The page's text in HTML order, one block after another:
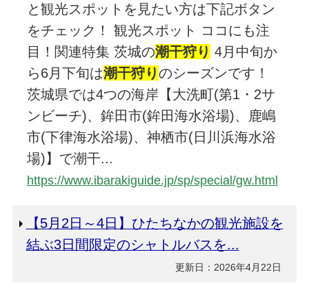
と観光スポットを見たい方は下記ボタン
をチェック！ 観光スポット ココにも注
目！関連特集 茨城の潮干狩り 4月中旬か
ら6月下旬は潮干狩りのシーズンです！
茨城県では4つの海岸【大洗町(第1・2サ
ンビーチ)、鉾田市(鉾田海水浴場)、鹿嶋
市(下律海水浴場)、神栖市(日川浜海水浴
場)】で潮干...
https://www.ibarakiguide.jp/sp/special/gw.html
【5月2日～4日】ひたちなかの観光施設を
結ぶ3日間限定のシャトルバスを...
更新日：2026年4月22日